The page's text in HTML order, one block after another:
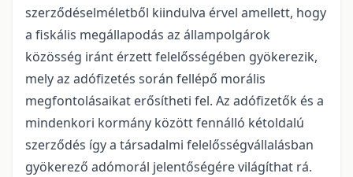
szerződéselméletből kiindulva érvel amellett, hogy
a fiskális megállapodás az állampolgárok
közösség iránt érzett felelősségében gyökerezik,
mely az adófizetés során fellépő morális
megfontolásaikat erősítheti fel. Az adófizetők és a
mindenkori kormány között fennálló kétoldalú
szerződés így a társadalmi felelősségvállalásban
gyökerező adómorál jelentőségére világíthat rá.